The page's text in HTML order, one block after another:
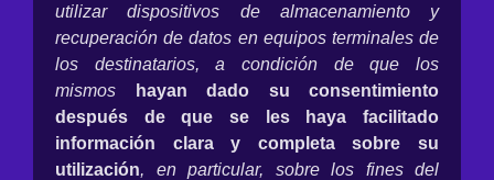
utilizar dispositivos de almacenamiento y
recuperación de datos en equipos terminales de
los destinatarios, a condición de que los
mismos
hayan dado su consentimiento
después de que se les haya facilitado
información clara y completa sobre su
utilización, en particular, sobre los fines del